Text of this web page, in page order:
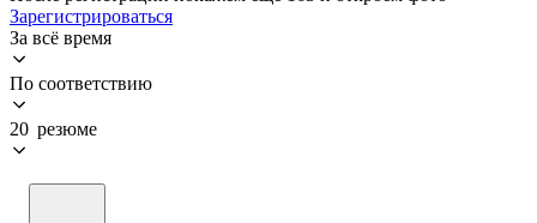
Зарегистрироваться
За всё время
По соответствию
20 резюме